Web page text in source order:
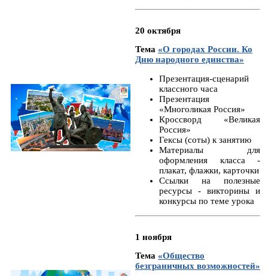
20 октября
Тема «О городах России. Ко
Дню народного единства»
Презентация-сценарий
классного часа
Презентация
«Многоликая Россия»
Кроссворд «Великая
Россия»
Гексы (соты) к занятию
Материалы для
оформления класса -
плакат, флажки, карточки
Ссылки на полезные
ресурсы - викторины и
конкурсы по теме урока
1 ноября
Тема «Общество
безграничных возможностей»